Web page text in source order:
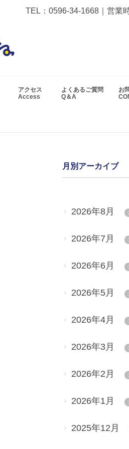
TEL：0596-34-1668 ｜営業
アクセス
Access
よくあるご質問
Q＆A
お
月別アーカイブ
2026年8月
2026年7月
2026年6月
2026年5月
2026年4月
2026年3月
2026年2月
2026年1月
2025年12月